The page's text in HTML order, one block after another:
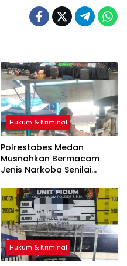
Hukum & Kriminal
Polrestabes Medan
Musnahkan Bermacam
Jenis Narkoba Senilai
Komplotan Jaringan
Internasional
Hukum & Kriminal